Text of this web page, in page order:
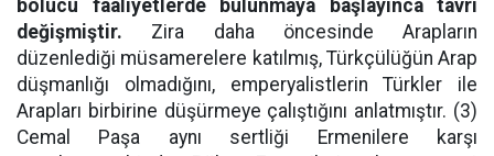
bölücü faaliyetlerde bulunmaya başlayınca tavrı
değişmiştir. Zira daha öncesinde Arapların
düzenlediği müsamerelere katılmış, Türkçülüğün Arap
düşmanlığı olmadığını, emperyalistlerin Türkler ile
Arapları birbirine düşürmeye çalıştığını anlatmıştır. (3)
Cemal Paşa aynı sertliği Ermenilere karşı